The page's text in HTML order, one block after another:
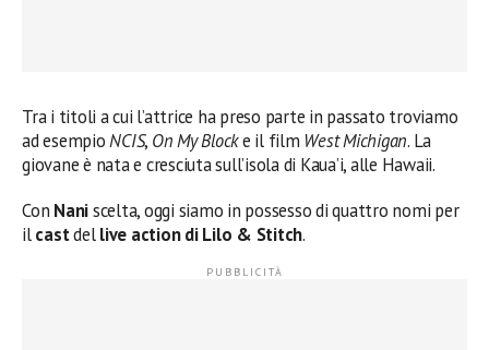
Tra i titoli a cui l’attrice ha preso parte in passato troviamo
ad esempioNCIS, On My Blocke il film West Michigan. La
giovane è nata e cresciuta sull’isola di Kaua’i, alle Hawaii.
Con Naniscelta, oggi siamo in possesso di quattro nomi per
ilcastdellive action di Lilo & Stitch.